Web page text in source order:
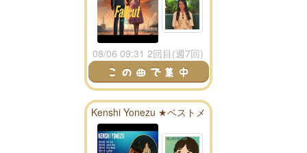
08/06 09:31 2回目(週7回)
Kenshi Yonezu ★ベストメ
ドレー★